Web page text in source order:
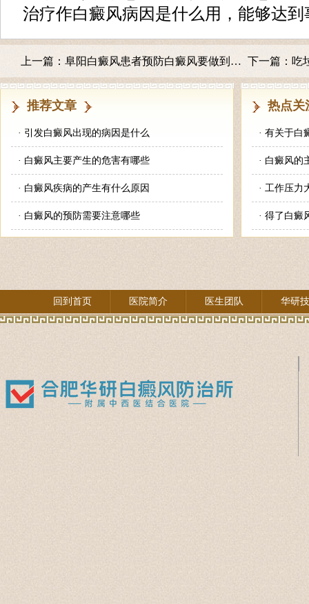
治疗作白癜风病因是什么用，能够达
上一篇： 阜阳白癜风患者预防白癜风要做到些什么 下一篇： 吃
推荐文章
· 引发白癜风出现的病因是什么
· 白癜风主要产生的危害有哪些
· 白癜风疾病的产生有什么原因
· 白癜风的预防需要注意哪些
热点
· 有关于白
· 白癜风的
· 工作压力
· 得了白癜
回到首页 医院简介 医生团队 华研